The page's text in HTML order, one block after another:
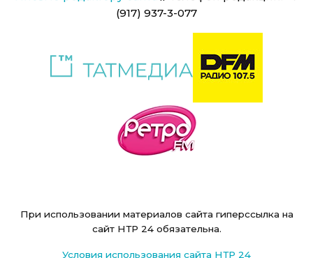
(917) 937-3-077
При использовании материалов сайта гиперссылка на
сайт НТР 24 обязательна.
Условия использования сайта НТР 24